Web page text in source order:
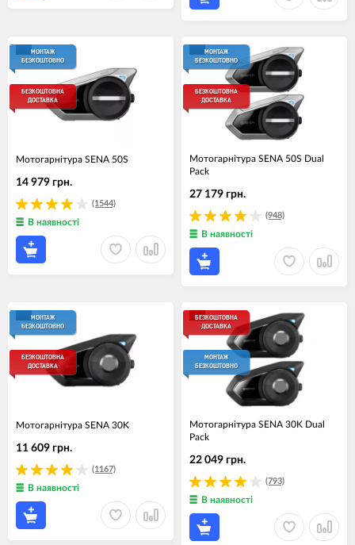
МОНТАЖ
БЕЗКОШТОВНО
БЕЗКОШТОВНА
ДОСТАВКА
Мотогарнiтура SENA 50S
(1544)
14 979 грн.
В наявності
МОНТАЖ
БЕЗКОШТОВНО
БЕЗКОШТОВНА
ДОСТАВКА
Мотогарнiтура SENA 50S Dual
Pack
(948)
27 179 грн.
В наявності
МОНТАЖ
БЕЗКОШТОВНО
БЕЗКОШТОВНА
ДОСТАВКА
Мотогарнiтура SENA 30K
(1167)
11 609 грн.
В наявності
БЕЗКОШТОВНА
ДОСТАВКА
МОНТАЖ
БЕЗКОШТОВНО
Мотогарнiтура SENA 30K Dual
Pack
(793)
22 049 грн.
В наявності